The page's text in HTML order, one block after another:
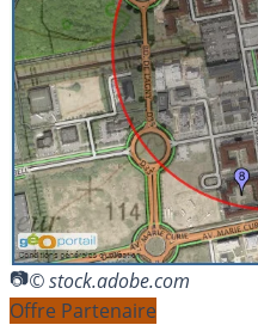
© stock.adobe.com
Offre Partenaire